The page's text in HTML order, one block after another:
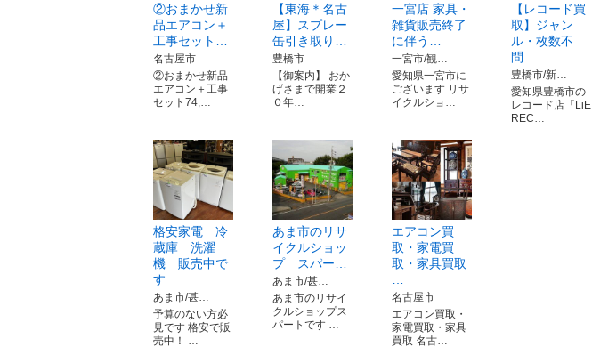
②おまかせ新
品エアコン＋
工事セット…
名古屋市
②おまかせ新品
エアコン＋工事
セット74,…
【東海＊名古
屋】スプレー
缶引き取り…
豊橋市
【御案内】 おか
げさまで開業２
０年…
一宮店 家具・
雑貨販売終了
に伴う…
一宮市/観…
愛知県一宮市に
ございます リサ
イクルショ…
【レコード買
取】ジャン
ル・枚数不
問…
豊橋市/新…
愛知県豊橋市の
レコード店「LiE
REC…
格安家電 冷
蔵庫 洗濯
機 販売中で
す
あま市/甚…
予算のない方必
見です 格安で販
売中！ …
あま市のリサ
イクルショッ
プ スパー…
あま市/甚…
あま市のリサイ
クルショップス
パートです …
エアコン買
取・家電買
取・家具買取
名古屋市
エアコン買取・
家電買取・家具
買取 名古…